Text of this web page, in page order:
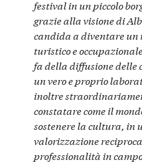
festival in un piccolo
grazie alla visione di
candida a diventare un
turistico e
fa della diffusione delle
un vero e proprio
inoltre
constatare come il
sostenere la cultura, in
valorizzazione
professionalità in